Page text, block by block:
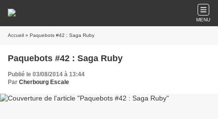
MENU
Accueil » Paquebots #42 : Saga Ruby
Paquebots #42 : Saga Ruby
Publié le 03/08/2014 à 13:44
Par Cherbourg Escale